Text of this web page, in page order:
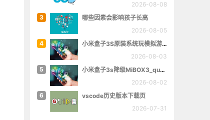
2026-08-08
3
哪些因素会影响孩子长高
2026-08-05
4
小米盒子3S原装系统玩模拟游戏
2026-08-03
5
小米盒子3s降级MiBOX3_queenchristina_r145
2026-08-02
6
vscode历史版本下载页
2026-07-31